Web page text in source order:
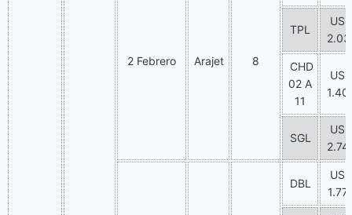
2 Febrero Arajet 8
TPL
USD
CHD
02 A
11
USD
SGL
USD
DBL
USD